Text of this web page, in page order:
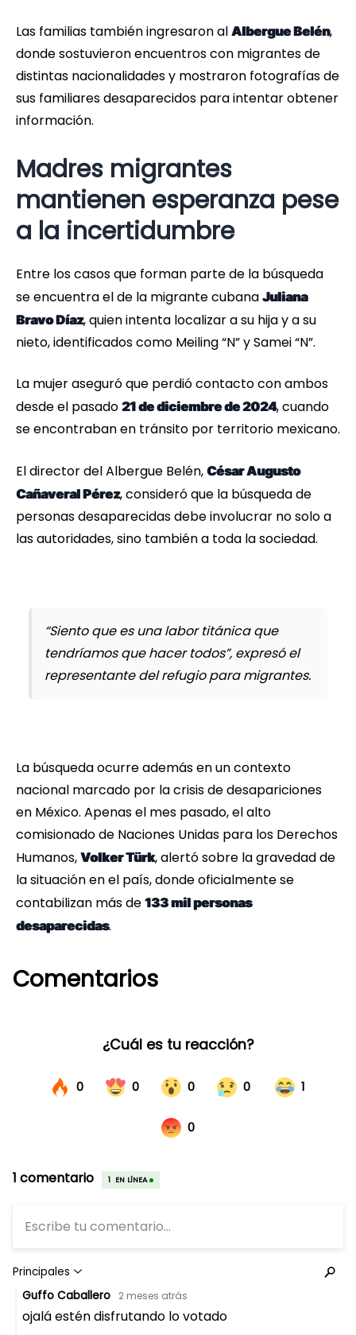
Las familias también ingresaron al Albergue Belén,
donde sostuvieron encuentros con migrantes de
distintas nacionalidades y mostraron fotografías de
sus familiares desaparecidos para intentar obtener
información.
Madres migrantes
mantienen esperanza pese
a la incertidumbre
Entre los casos que forman parte de la búsqueda
se encuentra el de la migrante cubana Juliana
Bravo Díaz, quien intenta localizar a su hija y a su
nieto, identificados como Meiling “N” y Samei “N”.
La mujer aseguró que perdió contacto con ambos
desde el pasado 21 de diciembre de 2024, cuando
se encontraban en tránsito por territorio mexicano.
El director del Albergue Belén, César Augusto
Cañaveral Pérez, consideró que la búsqueda de
personas desaparecidas debe involucrar no solo a
las autoridades, sino también a toda la sociedad.
“Siento que es una labor titánica que
tendríamos que hacer todos”, expresó el
representante del refugio para migrantes.
La búsqueda ocurre además en un contexto
nacional marcado por la crisis de desapariciones
en México. Apenas el mes pasado, el alto
comisionado de Naciones Unidas para los Derechos
Humanos, Volker Türk, alertó sobre la gravedad de
la situación en el país, donde oficialmente se
contabilizan más de 133 mil personas
desaparecidas.
Comentarios